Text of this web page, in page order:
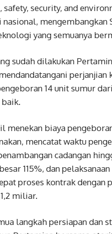
safety, security, and
nasional, mengembangkan
yang semuanya
sudah dilakukan
14 unit sumur
baik.
menekan biaya
mencatat waktu
cadangan
115%, dan
proses kontrak dengan
miliar.
langkah persiapan dan